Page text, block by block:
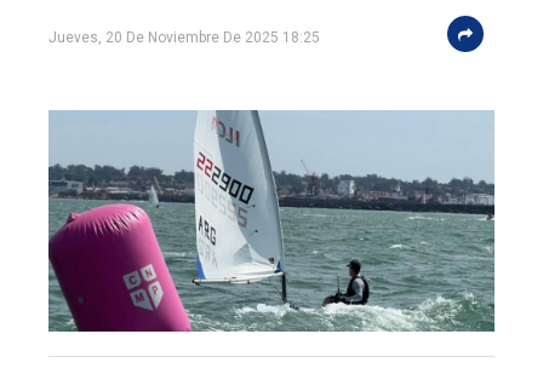
Balcarce
Tendencia
Int.
General
Política
Cultura
Jueves, 20 De Noviembre De 2025 18:25